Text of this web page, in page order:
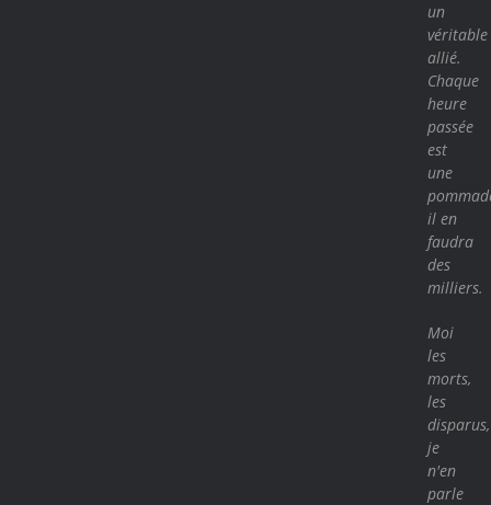
un
véritable
allié.
Chaque
heure
passée
est
une
il en
faudra
des
milliers.
Moi
les
morts,
les
disparus,
je
n'en
parle